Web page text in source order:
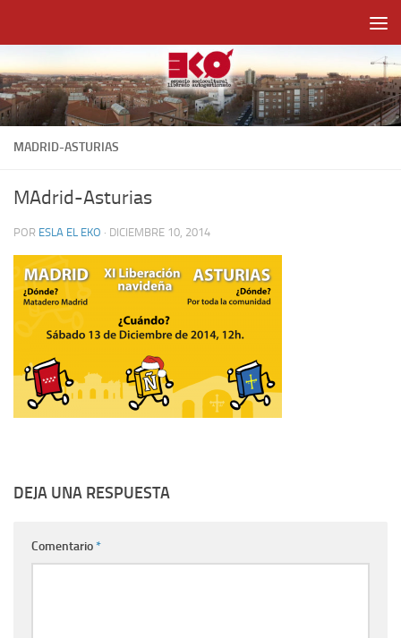
MADRID-ASTURIAS
MAdrid-Asturias
POR ESLA EL EKO · DICIEMBRE 10, 2014
DEJA UNA RESPUESTA
Comentario*